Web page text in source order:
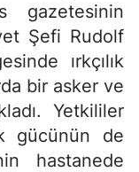
gazetesinin
Şefi Rudolf
ırkçılık
bir asker ve
Yetkililer
gücünün de
hastanede